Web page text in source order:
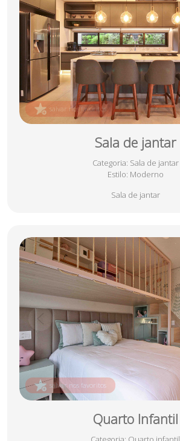
Sala de jantar
Categoria: Sala de jantar
Estilo: Moderno
Sala de jantar
salvar nos favoritos
Quarto Infantil
salvar nos favoritos